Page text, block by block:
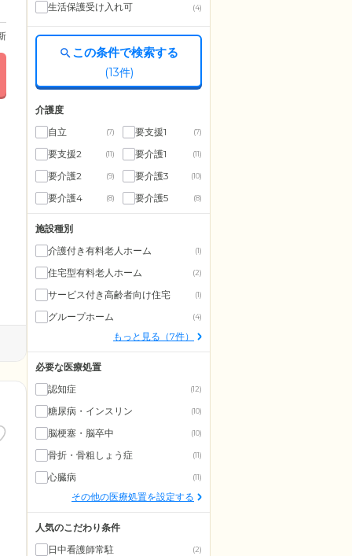
生活保護受け入れ可 (4)
この条件で検索する
(13件)
介護度
自立
(7) 要支援1 (7)
要支援2 (11) 要介護1 (11)
要介護2 (9) 要介護3 (10)
要介護4 (8) 要介護5 (8)
施設種別
介護付き有料老人ホーム
(1)
住宅型有料老人ホーム (2)
サービス付き高齢者向け住宅 (1)
グループホーム (4)
もっと見る（7件）
必要な医療処置
認知症
(12)
糖尿病・インスリン (10)
脳梗塞・脳卒中 (10)
骨折・骨粗しょう症 (11)
心臓病 (11)
その他の医療処置を設定する
人気のこだわり条件
日中看護師常駐
(2)